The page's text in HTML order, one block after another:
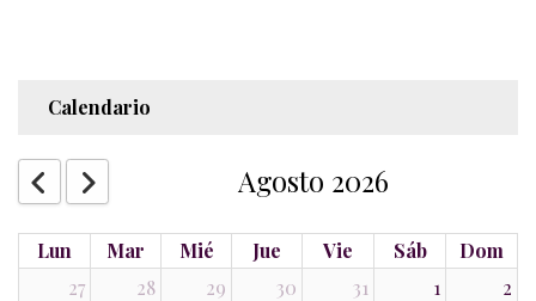
Calendario
Agosto 2026
Lun Mar Mié Jue Vie Sáb
Dom
27
28 29 30 31 1 2